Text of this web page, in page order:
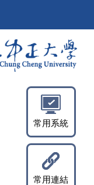
常用系統
常用連結